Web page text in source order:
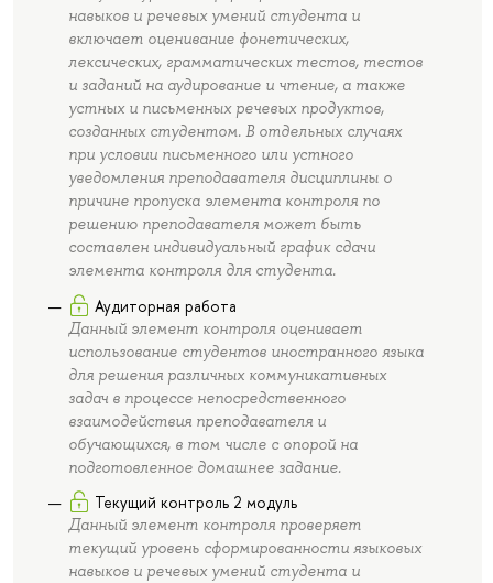
навыков и речевых умений студента и
включает оценивание фонетических,
лексических, грамматических тестов, тестов
и заданий на аудирование и чтение, а также
устных и письменных речевых продуктов,
созданных студентом. В отдельных случаях
при условии письменного или устного
уведомления преподавателя дисциплины о
причине пропуска элемента контроля по
решению преподавателя может быть
составлен индивидуальный график сдачи
элемента контроля для студента.
Аудиторная работа
Данный элемент контроля оценивает
использование студентов иностранного языка
для решения различных коммуникативных
задач в процессе непосредственного
взаимодействия преподавателя и
обучающихся, в том числе с опорой на
подготовленное домашнее задание.
Текущий контроль 2 модуль
Данный элемент контроля проверяет
текущий уровень сформированности языковых
навыков и речевых умений студента и